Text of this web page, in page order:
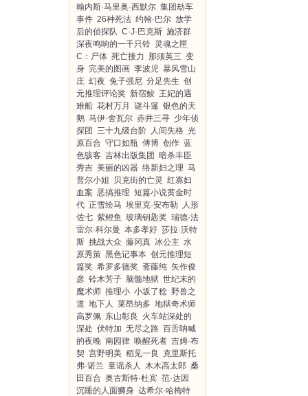
翰内斯·马里奥·西默尔 集团劫车
事件 26种死法 约翰·巴尔 放学
后的侦探队 C·J·巴克斯 施济群
深夜鸣响的一千只铃 灵魂之匣
C：尸体 死亡接力 那须英三 变
身 完美的图画 李波児 暴风雪山
庄 幻夜 兔子强尼 分足先生 创
元推理评论奖 新宿鲛 王妃的遇
难船 花村万月 谜斗篷 银色的天
鹅 马伊·舍瓦尔 赤井三寻 少年侦
探团 三十九级台阶 人间失格 光
原百合 守口如瓶 傅博 创作 蓝
色骇客 吉林出版集团 暗杀丰臣
秀吉 美丽的凶器 络新妇之理 马
普尔小姐
贝克街的亡灵 红寡妇
血案 恶搞推理 短篇小说黄金时
代 正雪绘马 埃里克·安布勒
人形
佐七 紫鲤鱼 玻璃钥匙奖 瑞德·法
雷尔·科尔曼 本多孝好 莎拉·沃特
斯 挑战大众 藤冈真 冰公主 水
原秀策 黑色记事本 创元推理短
篇奖 希罗多德奖 斋藤纯 矢作俊
彦 铃木芳子 脑髓地狱 世纪末的
魔术师 推理小 小坂了稔 野兽之
道 地下人 莱昂纳多 地狱奇术师
高罗佩 东山彰良
火车站深处的
深处 伏特加 无尽之路 百舌呐喊
的夜晚 南园律 唤醒死者 吉姆·布
契 宫野明美 稻见一良
克里斯托
弗·诺兰 童谣杀人 木木高太郎 桑
田百合 奥古斯特·杜宾 范·达因
沉睡的人面狮身 达希尔·哈梅特